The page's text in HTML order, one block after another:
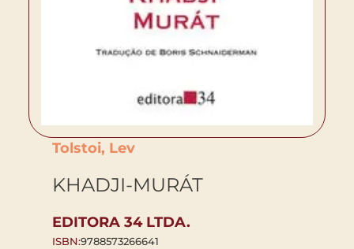
Tolstoi, Lev
KHADJI-MURÁT
EDITORA 34 LTDA.
ISBN:9788573266641